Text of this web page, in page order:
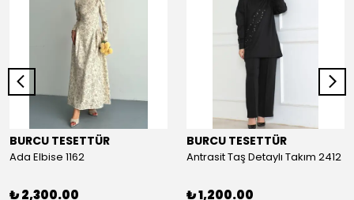
BURCU TESETTÜR
Ada Elbise 1162
₺ 2,300.00
BURCU TESETTÜR
Antrasit Taş Detaylı Takım 2412
₺ 1,200.00